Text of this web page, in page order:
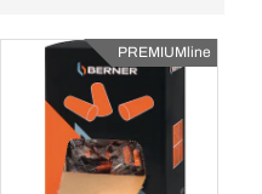
PREMIUMline